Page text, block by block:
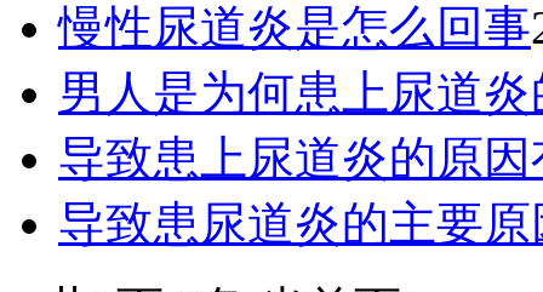
慢性尿道炎是怎么回事
男人是为何患上尿道炎
导致患上尿道炎的原
导致患尿道炎的主要